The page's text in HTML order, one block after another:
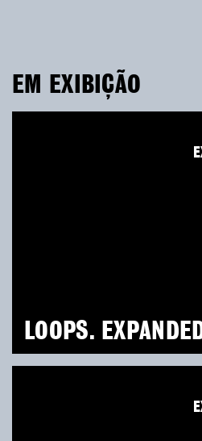
EM EXIBIÇÃO
LOOPS.